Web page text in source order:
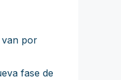
van por
fase de